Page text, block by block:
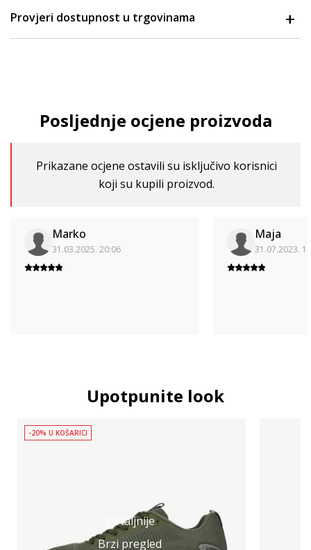
Provjeri dostupnost u trgovinama
Posljednje ocjene proizvoda
Prikazane ocjene ostavili su isključivo korisnici
koji su kupili proizvod.
Marko
31.03.2025. 20:06
Maja
31.07.2023.
Upotpunite look
Detaljnije
Brzi pregled
-20% U KOŠARICI